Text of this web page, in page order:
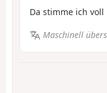
Da stimme ich
Maschinell